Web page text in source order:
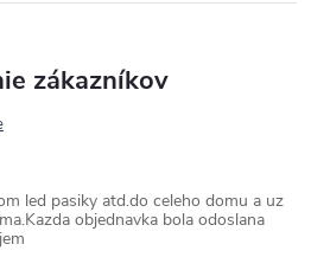
zákazníkov
led pasiky atd.do celeho domu a uz
objednavka bola odoslana